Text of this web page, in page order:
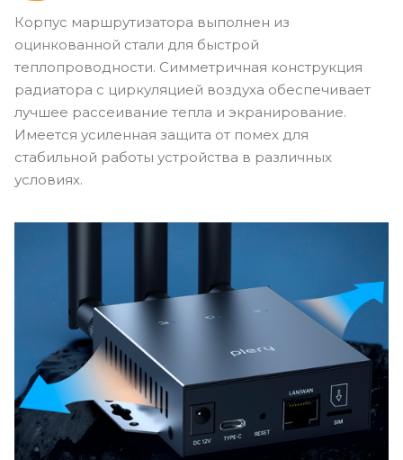
Корпус маршрутизатора выполнен из
оцинкованной стали для быстрой
теплопроводности. Симметричная конструкция
радиатора с циркуляцией воздуха обеспечивает
лучшее рассеивание тепла и экранирование.
Имеется усиленная защита от помех для
стабильной работы устройства в различных
условиях.